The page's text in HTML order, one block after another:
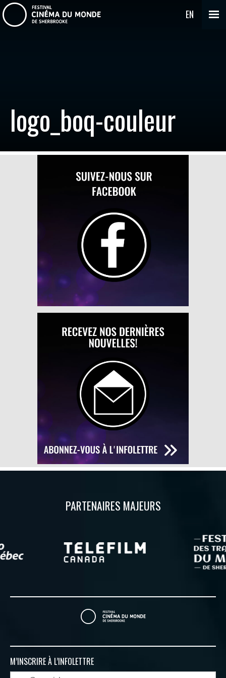
EN
logo_boq-couleur
PARTENAIRES MAJEURS
M’INSCRIRE À L’INFOLETTRE